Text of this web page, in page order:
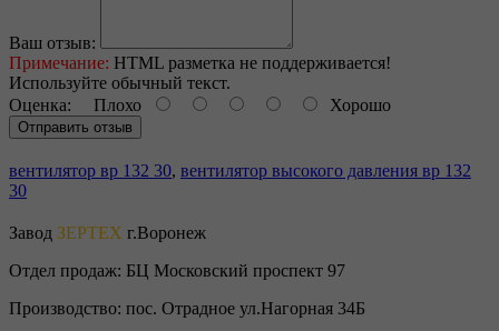
Ваш отзыв:
Примечание: HTML разметка не поддерживается!
Используйте обычный текст.
Оценка: Плохо Хорошо
Отправить отзыв
вентилятор вр 132 30, вентилятор высокого давления вр 132
30
Завод ЗЕРТЕХ г.Воронеж
Отдел продаж: БЦ Московский проспект 97
Производство: пос. Отрадное ул.Нагорная 34Б